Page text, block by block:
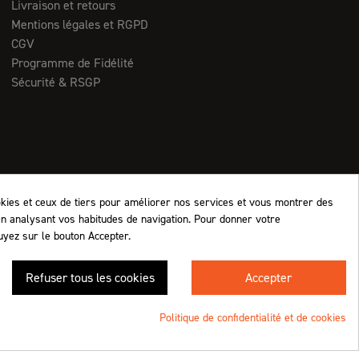
Livraison et retours
Mentions légales et RGPD
CGV
Programme de Fidélité
Sécurité & RSGP
Retrouvez-nous !
et ceux de tiers pour améliorer nos services et vous montrer des
analysant vos habitudes de navigation. Pour donner votre
sur le bouton Accepter.
Accepter
Refuser tous les cookies
Politique de confidentialité et de cookies
★★★★★